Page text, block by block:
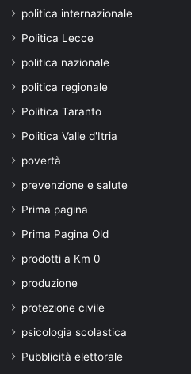
politica internazionale
Politica Lecce
politica nazionale
politica regionale
Politica Taranto
Politica Valle d'Itria
povertà
prevenzione e salute
Prima pagina
Prima Pagina Old
prodotti a Km 0
produzione
protezione civile
psicologia scolastica
Pubblicità elettorale